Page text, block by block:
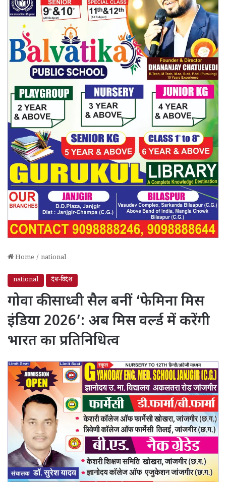
Home / national
national देश-विदेश
गोवा की साध्वी सैल बनीं ‘फेमिना मिस
इंडिया 2026’: अब मिस वर्ल्ड में करेंगी
भारत का प्रतिनिधित्व